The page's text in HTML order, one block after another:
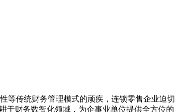
等传统财务管理模式的顽疾，连锁零售企业迫切
于财务数智化领域，为企事业单位提供全方位的